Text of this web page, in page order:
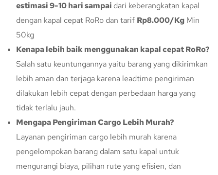
estimasi 9-10 hari sampai dari keberangkatan kapal
dengan kapal cepat RoRo dan tarif Rp8.000/Kg Min
50kg
Kenapa lebih baik menggunakan kapal cepat RoRo?
Salah satu keuntungannya yaitu barang yang dikirimkan
lebih aman dan terjaga karena leadtime pengiriman
dilakukan lebih cepat dengan perbedaan harga yang
tidak terlalu jauh.
Mengapa Pengiriman Cargo Lebih Murah?
Layanan pengiriman cargo lebih murah karena
pengelompokan barang dalam satu kapal untuk
mengurangi biaya, pilihan rute yang efisien, dan